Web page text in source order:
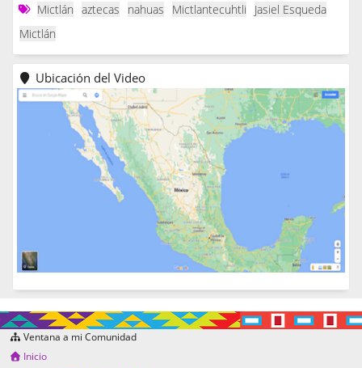
Mictlán aztecas nahuas Mictlantecuhtli
Jasiel Esqueda
Mictlán
Ubicación del Video
Ventana a mi Comunidad
Inicio